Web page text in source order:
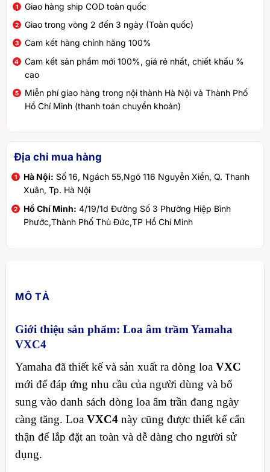
Giao hàng ship COD toàn quốc
Giao trong vòng 2 đến 3 ngày (Toàn quốc)
Cam kết hàng chính hãng 100%
Cam kết sản phẩm mới 100%, giá rẻ nhất, chiết khấu %
cao
Miễn phí giao hàng trong nội thành Hà Nội và Thành Phố
Hồ Chí Minh (thanh toán chuyển khoản)
Địa chỉ mua hàng
Hà Nội: Số 16, Ngách 55,Ngõ 116 Nguyễn Xiển, Q. Thanh
Xuân, Tp. Hà Nội
Hồ Chí Minh: 4/19/1d Đường Số 3 Phường Hiệp Bình
Phước,Thành Phố Thủ Đức,TP Hồ Chí Minh
MÔ TẢ
Giới thiệu sản phẩm: Loa âm trầm Yamaha
VXC4
Yamaha đã thiết kế và sản xuất ra dòng loa VXC
mới để đáp ứng nhu cầu của người dùng và bổ
sung vào danh sách dòng loa âm trần đang ngày
càng tăng. Loa VXC4này cũng được thiết kể cẩn
thận để lắp đặt an toàn và dễ dàng cho người sử
dụng.